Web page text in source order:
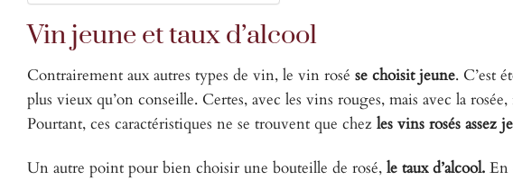
Vin jeune et taux d’alcool
Contrairement aux autres types de vin, le vin rosé se choisit jeune. C’est
plus vieux qu’on conseille. Certes, avec les vins rouges, mais avec la
Pourtant, ces caractéristiques ne se trouvent que chez les vins rosés assez
Un autre point pour bien choisir une bouteille de rosé, le taux d’alcool. En